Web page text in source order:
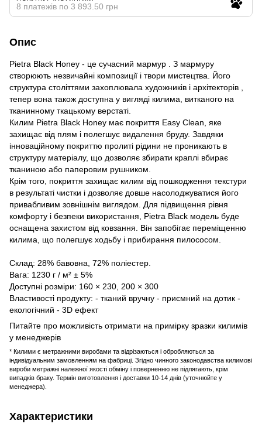
8 платежів по 3 893.50 грн
Опис
Pietra Black Honey - це сучасний мармур . З мармуру
створюють незвичайні композиції і твори мистецтва. Його
структура століттями захоплювала художників і архітекторів ,
тепер вона також доступна у вигляді килима, витканого на
тканинному ткацькому верстаті.
Килим Pietra Black Honey має покриття Easy Clean, яке
захищає від плям і полегшує видалення бруду. Завдяки
інноваційному покриттю пролиті рідини не проникають в
структуру матеріалу, що дозволяє збирати краплі вбирає
тканиною або паперовим рушником.
Крім того, покриття захищає килим від пошкодження текстури
в результаті чистки і дозволяє довше насолоджуватися його
привабливим зовнішнім виглядом. Для підвищення рівня
комфорту і безпеки використання, Pietra Black модель буде
оснащена захистом від ковзання. Він запобігає переміщенню
килима, що полегшує ходьбу і прибирання пилососом.
Склад: 28% бавовна, 72% поліестер.
Вага: 1230 г / м² ± 5%
Доступні розміри: 160 × 230, 200 × 300
Властивості продукту: - тканий вручну - приємний на дотик -
екологічний - 3D ефект
Питайте про можливість отримати на примірку зразки килимів
у менеджерів
* Килими є метражними виробами та відрізаються і обробляються за
індивідуальним замовленням на фабриці. Згідно чинного законодавства килимові
вироби метражні належної якості обміну і поверненню не підлягають, крім
випадків браку. Термін виготовлення і доставки 10-14 днів (уточнюйте у
менеджера).
Характеристики